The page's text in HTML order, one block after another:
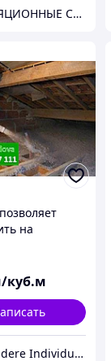
ВЕНТИЛЯЦИОННЫЕ СИСТЕМЫ. СИСТЕМЫ КОНДИЦИОНИРОВАНИЯ. КЛИМАТИЧЕСКАЯ ТЕХНИКА.
на
куб.м
Intreprindere Individuala "Termoizolare Ecovata"